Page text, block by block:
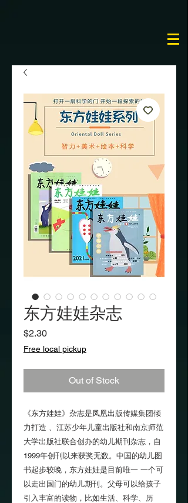
东方娃娃杂志
$2.30Price
Free local pickup
Out of Stock
《东方娃娃》杂志是凤凰出版传媒集团倾
力打造 、江苏少年儿童出版社和南京师范
大学出版社联合创办的幼儿期刊杂志，自
1999年创刊以来获奖无数。中国的幼儿图
书起步较晚，东方娃娃是目前唯一 一个可
以走出国门的幼儿期刊。父母可以给孩子
引入丰富的读物，比如生活、科学、历